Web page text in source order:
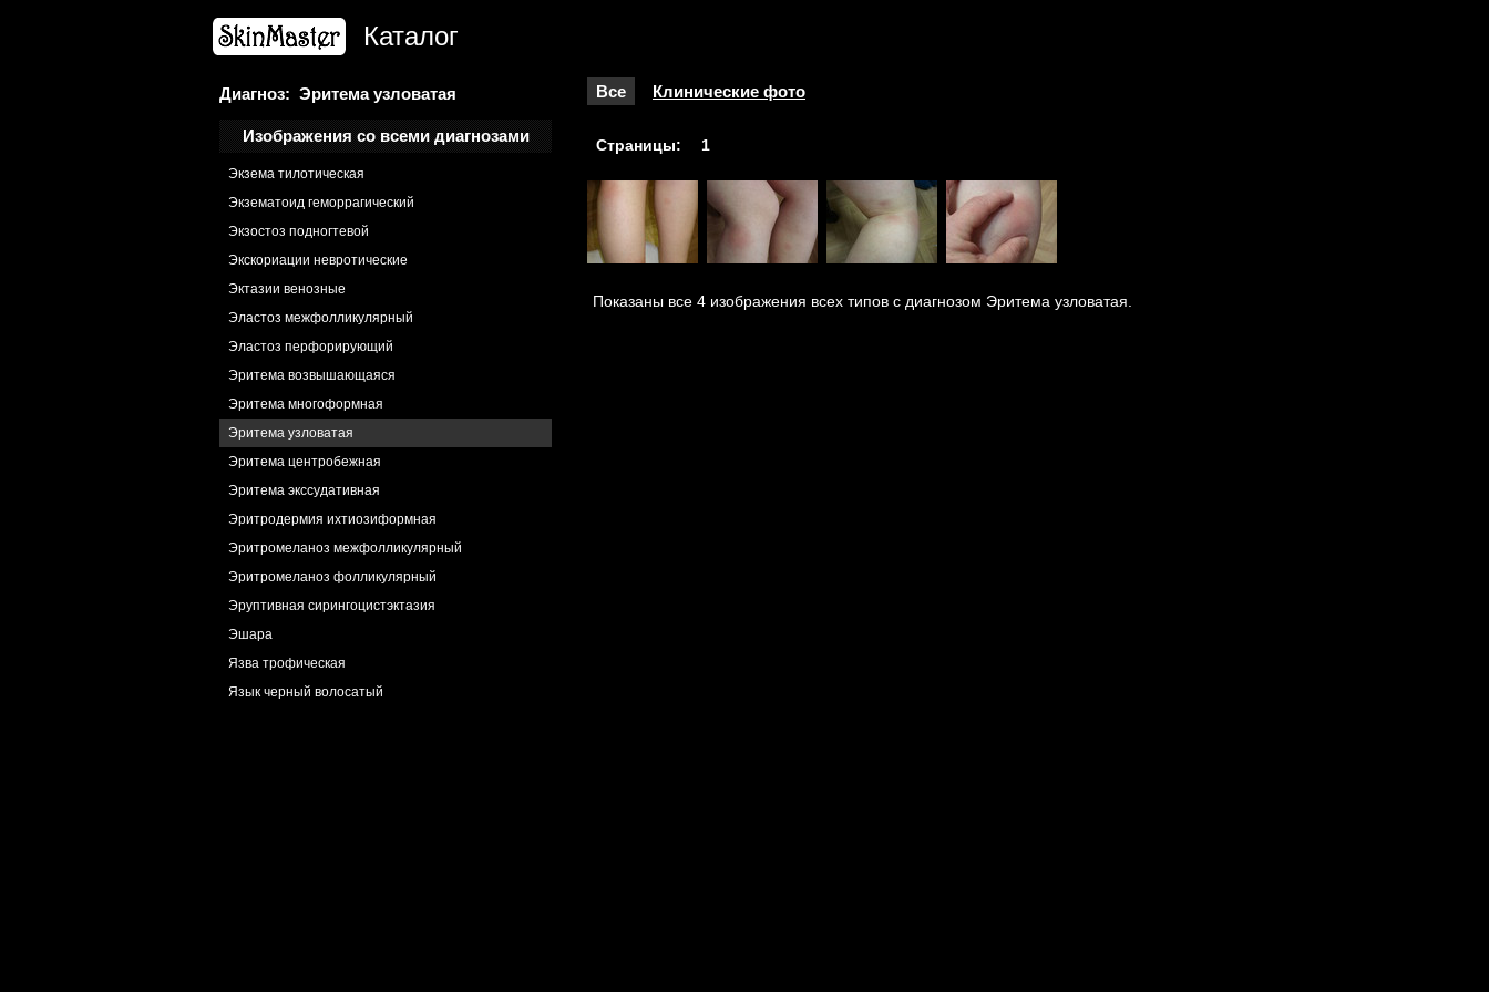
Каталог
Диагноз: Эритема узловатая
Изображения со всеми диагнозами
Экзема варикозная
Экзема гиперкератотическая
Экзема дисгидротическая
Экзема нуммулярная
Экзема себорейная
Экзема тилотическая
Экзематоид геморрагический
Экзостоз подногтевой
Экскориации невротические
Эктазии венозные
Эластоз межфолликулярный
Эластоз перфорирующий
Эритема возвышающаяся
Эритема многоформная
Эритема узловатая
Эритема центробежная
Эритема экссудативная
Эритродермия ихтиозиформная
Эритромеланоз межфолликулярный
Эритромеланоз фолликулярный
Эруптивная сирингоцистэктазия
Эшара
Язва трофическая
Язык черный волосатый
Все Клинические фото
Страницы: 1
Показаны все 4 изображения всех типов с диагнозом Эритема узловатая.